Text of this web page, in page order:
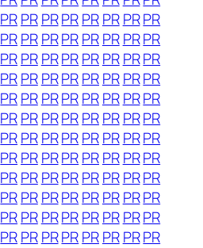
PRPRPRPRPRPR PRPR
PRPRPRPRPRPR PRPR
PRPRPRPRPRPR PRPR
PRPRPRPRPRPR PRPR
PRPRPRPRPRPR PRPR
PRPRPRPRPRPR PRPR
PRPRPRPRPRPR PRPR
PRPRPRPRPRPR PRPR
PRPRPRPRPRPR PRPR
PRPRPRPRPRPR PRPR
PRPRPRPRPRPR PRPR
PRPRPRPRPRPR PRPR